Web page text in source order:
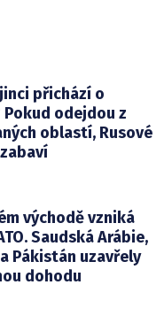
přichází o
Pokud odejdou z
oblastí, Rusové
východě vzniká
Saudská Arábie,
Pákistán uzavřely
dohodu